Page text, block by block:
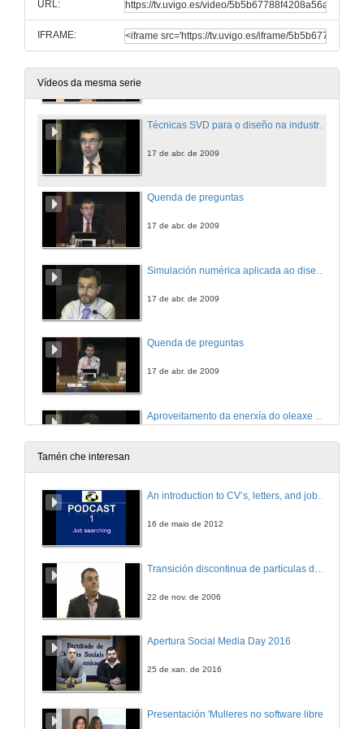
URL:
IFRAME:
Vídeos da mesma serie
Apertura
17 de abr. de 2009
Quenda de preguntas
17 de abr. de 2009
17 de abr. de 2009
Quenda de preguntas
17 de abr. de 2009
17 de abr. de 2009
Tamén che interesan
An introduction to CV’s, letters, and job searching
16 de maio de 2012
22 de nov. de 2006
Apertura Social Media Day 2016
25 de xan. de 2016
Presentación 'Mulleres no software libre'